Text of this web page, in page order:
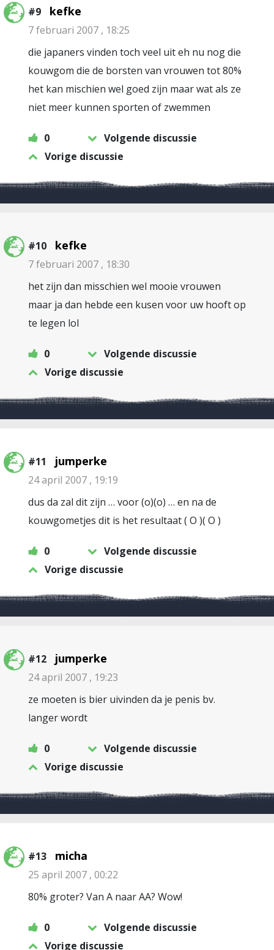
#9 kefke
7 februari 2007 , 18:25
die japaners vinden toch veel uit eh nu nog die
kouwgom die de borsten van vrouwen tot 80%
het kan mischien wel goed zijn maar wat als ze
niet meer kunnen sporten of zwemmen
0
Volgende discussie
Vorige discussie
#10 kefke
7 februari 2007 , 18:30
het zijn dan misschien wel mooie vrouwen
maar ja dan hebde een kusen voor uw hooft op
te legen lol
0
Volgende discussie
Vorige discussie
#11 jumperke
24 april 2007 , 19:19
dus da zal dit zijn … voor (o)(o) … en na de
kouwgometjes dit is het resultaat ( O )( O )
0
Volgende discussie
Vorige discussie
#12 jumperke
24 april 2007 , 19:23
ze moeten is bier uivinden da je penis bv.
langer wordt
0
Volgende discussie
Vorige discussie
#13 micha
25 april 2007 , 00:22
80% groter? Van A naar AA? Wow!
0
Volgende discussie
Vorige discussie